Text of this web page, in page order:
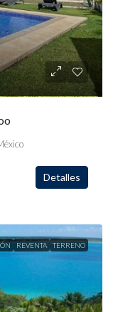
Detalles
REVENTA TERRENO